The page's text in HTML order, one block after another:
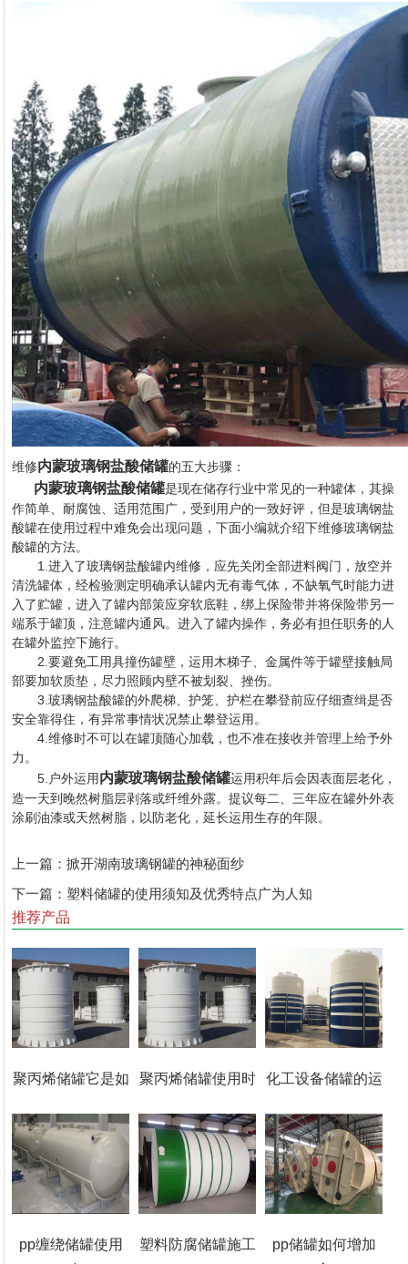
维修内蒙玻璃钢盐酸储罐的五大步骤：
内蒙玻璃钢盐酸储罐是现在储存行业中常见的一种罐体，其操
作简单、耐腐蚀、适用范围广，受到用户的一致好评，但是玻璃钢盐
酸罐在使用过程中难免会出现问题，下面小编就介绍下维修玻璃钢盐
酸罐的方法。
1.进入了玻璃钢盐酸罐内维修，应先关闭全部进料阀门，放空并
清洗罐体，经检验测定明确承认罐内无有毒气体，不缺氧气时能力进
入了贮罐，进入了罐内部策应穿软底鞋，绑上保险带并将保险带另一
端系于罐顶，注意罐内通风。进入了罐内操作，务必有担任职务的人
在罐外监控下施行。
2.要避免工用具撞伤罐壁，运用木梯子、金属件等于罐壁接触局
部要加软质垫，尽力照顾内壁不被划裂、挫伤。
3.玻璃钢盐酸罐的外爬梯、护笼、护栏在攀登前应仔细查缉是否
安全靠得住，有异常事情状况禁止攀登运用。
4.维修时不可以在罐顶随心加载，也不准在接收并管理上给予外
力。
5.户外运用内蒙玻璃钢盐酸储罐运用积年后会因表面层老化，
造一天到晚然树脂层剥落或纤维外露。提议每二、三年应在罐外外表
涂刷油漆或天然树脂，以防老化，延长运用生存的年限。
上一篇：掀开湖南玻璃钢罐的神秘面纱
下一篇： 塑料储罐的使用须知及优秀特点广为人知
推荐产品
聚丙烯储罐它是如 聚丙烯储罐使用时 化工设备储罐的运
pp缠绕储罐使用
塑料防腐储罐施工
pp储罐如何增加